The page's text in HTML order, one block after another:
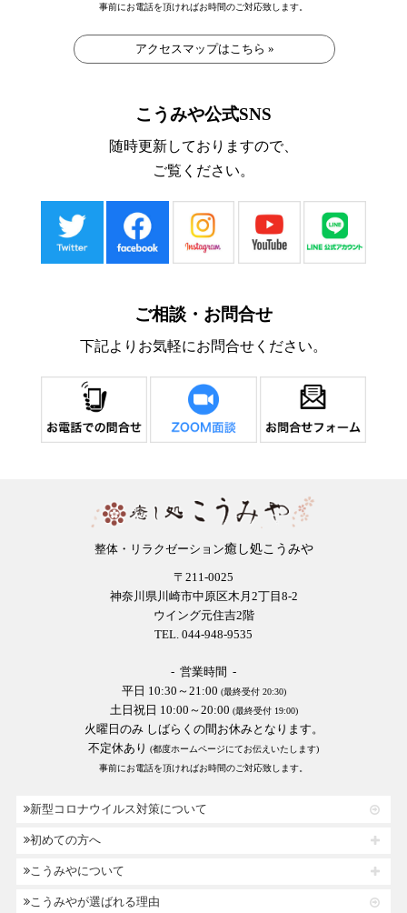
事前にお電話を頂ければお時間のご対応致します。
アクセスマップはこちら »
こうみや公式SNS
随時更新しておりますので、
ご覧ください。
ご相談・お問合せ
下記よりお気軽にお問合せください。
整体・リラクゼーション癒し処こうみや
〒211-0025
神奈川県川崎市中原区木月2丁目8-2
ウイング元住吉2階
TEL. 044-948-9535
- 営業時間 -
平日 10:30～21:00 (最終受付 20:30)
土日祝日 10:00～20:00 (最終受付 19:00)
火曜日のみ しばらくの間お休みとなります。
不定休あり (都度ホームページにてお伝えいたします)
事前にお電話を頂ければお時間のご対応致します。
新型コロナウイルス対策について
初めての方へ
こうみやについて
こうみやが選ばれる理由